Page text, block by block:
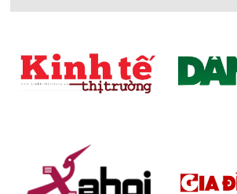
tích hạn chế, giúp tiết kiệm tối đa